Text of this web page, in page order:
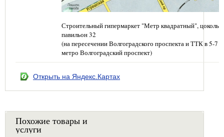
Строительный гипермаркет "Метр квадратный",
павильон 32
(на пересечении Волгоградского проспекта и ТТК в 5-7
метро Волгоградский проспект)
Открыть на Яндекс.Картах
Похожие товары и
услуги